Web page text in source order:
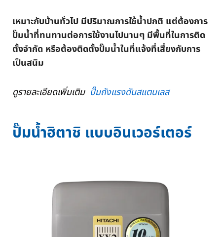
เหมาะกับบ้านทั่วไป มีปริมาณการใช้น้ำปกติ แต่ต้องการ
ปั๊มน้ำที่ทนทานต่อการใช้งานไปนานๆ มีพื้นที่ในการติด
ตั้งจำกัด หรือต้องติดตั้งปั๊มน้ำในที่แจ้งที่เสี่ยงกับการ
เป็นสนิม
ดูรายละเอียดเพิ่มเติม ปั๊มถังแรงดันสแตนเลส
ปั๊มน้ำฮิตาชิ แบบอินเวอร์เตอร์